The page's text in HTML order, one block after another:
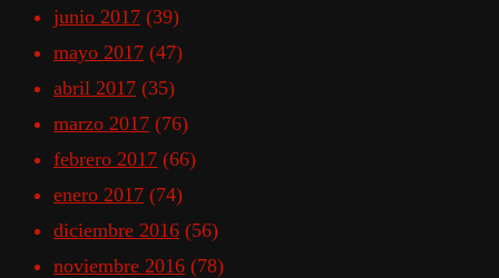
junio 2017 (39)
mayo 2017 (47)
abril 2017 (35)
marzo 2017 (76)
febrero 2017 (66)
enero 2017 (74)
diciembre 2016 (56)
noviembre 2016 (78)